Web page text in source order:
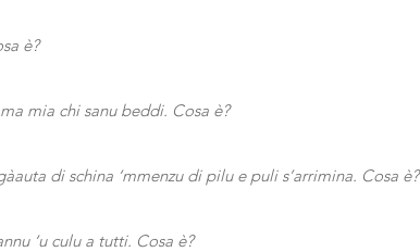
è?
mia chi sanu beddi. Cosa è?
di schina ‘mmenzu di pilu e puli s’arrimina. Cosa è?
‘u culu a tutti. Cosa è?